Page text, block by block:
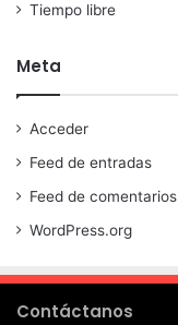
Tiempo libre
Meta
Acceder
Feed de entradas
Feed de comentarios
WordPress.org
Contáctanos